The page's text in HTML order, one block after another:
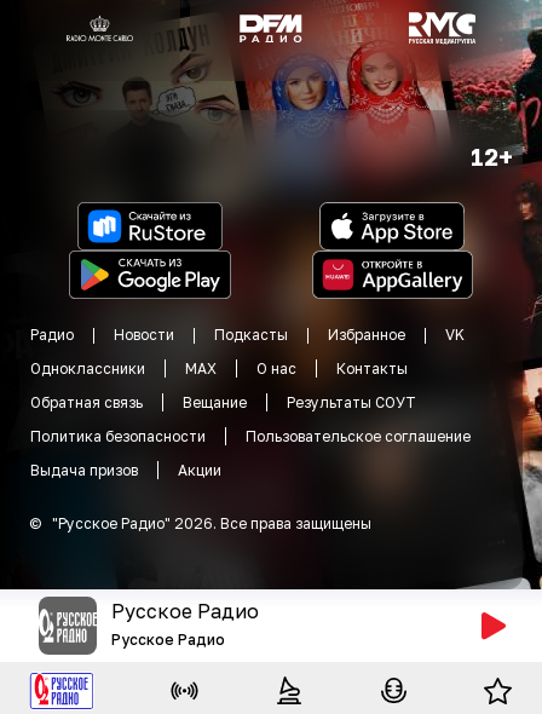
12+
Радио Новости Подкасты Избранное
VK
Одноклассники
MAX О нас
Контакты
Обратная связь
Вещание
Результаты СОУТ
Политика безопасности
Пользовательское соглашение
Выдача призов
Акции
© "Русское Радио" 2026. Все права защищены
Русское Радио
Русское Радио